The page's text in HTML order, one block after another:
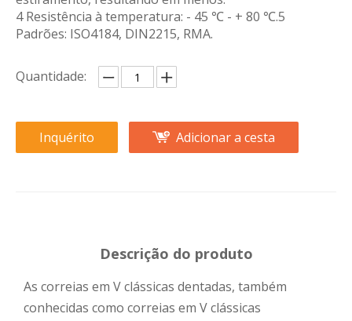
4 Resistência à temperatura: - 45 ℃ - + 80 ℃.5
Padrões: ISO4184, DIN2215, RMA.
Quantidade:
Inquérito Adicionar a cesta
Descrição do produto
As correias em V clássicas dentadas, também
conhecidas como correias em V clássicas